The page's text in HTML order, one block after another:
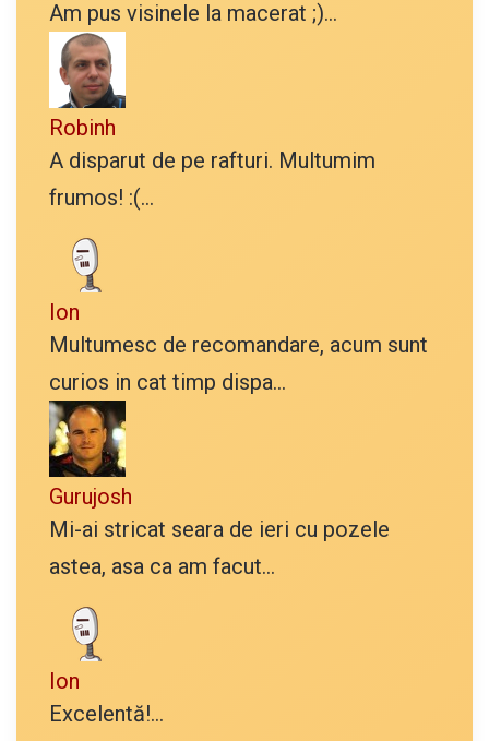
Am pus visinele la macerat ;)...
Robinh
A disparut de pe rafturi. Multumim
frumos! :(...
Ion
Multumesc de recomandare, acum sunt
curios in cat timp dispa...
Gurujosh
Mi-ai stricat seara de ieri cu pozele
astea, asa ca am facut...
Ion
Excelentă!...